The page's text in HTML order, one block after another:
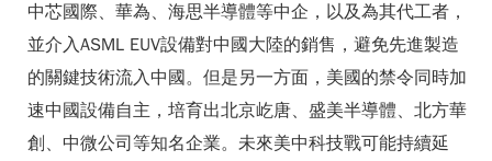
中芯國際、華為、海思半導體等中企，以及為其代工者，
並介入ASML EUV設備對中國大陸的銷售，避免先進製造
的關鍵技術流入中國。但是另一方面，美國的禁令同時加
速中國設備自主，培育出北京屹唐、盛美半導體、北方華
創、中微公司等知名企業。未來美中科技戰可能持續延